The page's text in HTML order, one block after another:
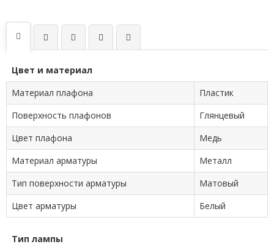
Цвет и материал
Материал плафона
Пластик
Поверхность плафонов
Глянцевый
Цвет плафона
Медь
Материал арматуры
Металл
Тип поверхности арматуры
Матовый
Цвет арматуры
Белый
Тип лампы